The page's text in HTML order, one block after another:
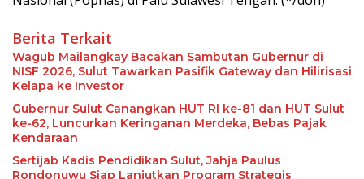
Berita Terkait
Wagub Mailangkay Bacakan Sambutan Gubernur di
NISF 2026, Sulut Tawarkan Pasifik Gateway dan Hilirisasi
Kelapa ke Investor
Gubernur Sulut Canangkan HUT RI ke-81 dan HUT Sulut
ke-62, Luncurkan Keringanan Merdeka, Bebas Pajak
Kendaraan
Sertijab Kadis Pendidikan Sulut, Jahja Paulus
Rondonuwu Siap Lanjutkan Program Strategis